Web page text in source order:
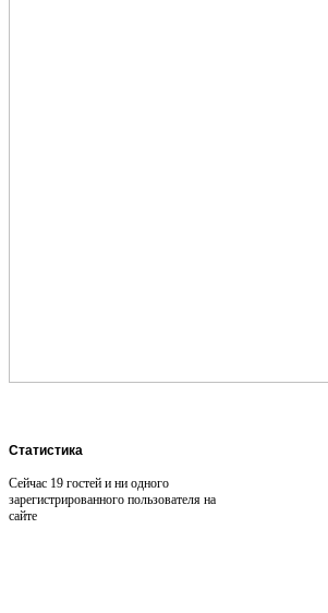
Статистика
Сейчас 19 гостей и ни одного
зарегистрированного пользователя на
сайте